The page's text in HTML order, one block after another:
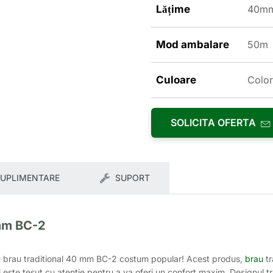
Lățime
Mod ambalare 50m
Culoare
SOLICITA OFERTA
SUPORT
BC-2
traditional 40 mm BC-2 costum popular! Acest produs, brau